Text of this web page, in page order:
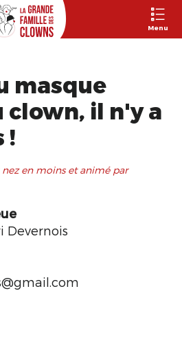
Menu
masque
clown, il n'y a
!
nez en moins et animé par
Devernois